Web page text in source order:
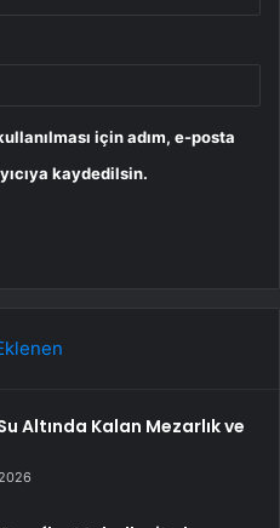
için adım, e-posta
kaydedilsin.
Altında Kalan Mezarlık ve